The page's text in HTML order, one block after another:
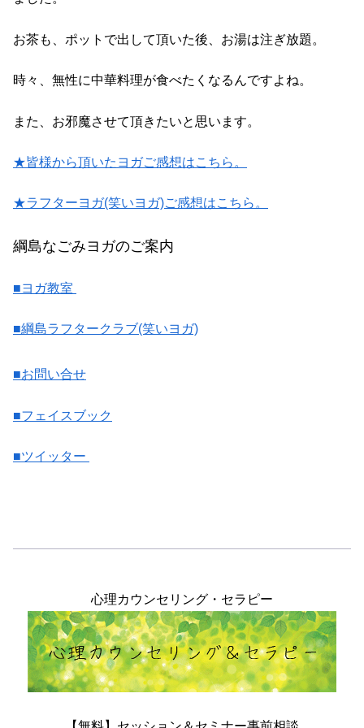
お茶も、ポットで出して頂いた後、お湯は注ぎ放題。
時々、無性に中華料理が食べたくなるんですよね。
また、お邪魔させて頂きたいと思います。
★皆様から頂いたヨガご感想はこちら。
★ラフターヨガ(笑いヨガ)ご感想はこちら。
綱島なごみヨガのご案内
■ヨガ教室
■綱島ラフタークラブ(笑いヨガ)
■お問い合せ
■フェイスブック
■ツイッター
心理カウンセリング・セラピー